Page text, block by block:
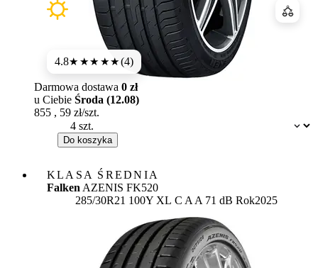
4.8★★★★★(4)
Dostępność:
Darmowa dostawa 0 zł
u Ciebie Środa (12.08)
855 , 59 zł/szt.
Do koszyka
KLASA ŚREDNIA
Falken AZENIS FK520
285/30R21 100Y XL Etykieta:
C A A 71 dB Rok2025